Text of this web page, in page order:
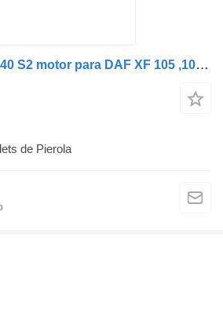
DAF PACCAR MX 340 S2 motor para DAF XF 105 ,105.460 cabeza tractora
de Pierola